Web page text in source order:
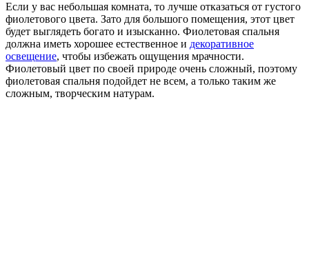
Если у вас небольшая комната, то лучше отказаться от густого
фиолетового цвета. Зато для большого помещения, этот цвет
будет выглядеть богато и изысканно. Фиолетовая спальня
должна иметь хорошее естественное и декоративное
освещение, чтобы избежать ощущения мрачности.
Фиолетовый цвет по своей природе очень сложный, поэтому
фиолетовая спальня подойдет не всем, а только таким же
сложным, творческим натурам.